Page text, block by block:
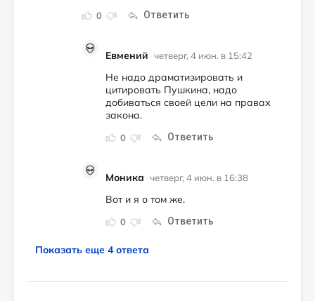
0 Ответить
Евмений четверг, 4 июн. в 15:42
0 Ответить
Не надо драматизировать и
цитировать Пушкина, надо
добиваться своей цели на правах
закона.
Моника четверг, 4 июн. в 16:38
0 Ответить
Вот и я о том же.
Показать еще 4 ответа